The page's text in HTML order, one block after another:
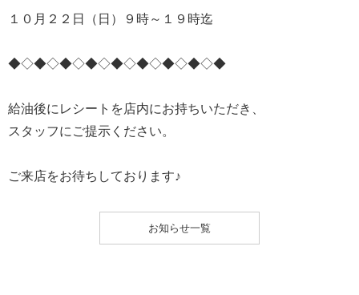
１０月２２日（日）９時～１９時迄
◆◇◆◇◆◇◆◇◆◇◆◇◆◇◆◇◆
給油後にレシートを店内にお持ちいただき、
スタッフにご提示ください。
ご来店をお待ちしております♪
お知らせ一覧